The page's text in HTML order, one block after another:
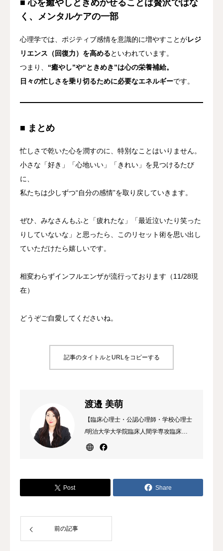
■ 心を癒やしときめかせることは贅沢ではな
く、メンタルケアの一部
心理学では、ポジティブ感情を意識的に増やすことがレジ
リエンス（回復力）を高めるといわれています。
つまり、 “癒やし”や“ときめき”は心の栄養補給。
日々の忙しさを乗り切るために必要なエネルギーです。
■ まとめ
忙しさで乾いた心を潤すのに、特別なことはいりません。
小さな「好き」「心地いい」「きれい」を見つけるたび
に、
私たちは少しずつ“自分の感情”を取り戻していきます。
ぜひ、みなさんもふと「疲れたな」「最近泣いたり笑った
りしていないな」と思ったら、このリセット術を思い出し
ていただけたら嬉しいです。
相変わらずインフルエンザが流行っております（11/28現
在）
どうぞご自愛してくださいね。
記事のタイトルとURLをコピーする
渡邉 美萌
【臨床心理士・公認心理師・学校心理士
/明治大学大学院臨床人間学専攻臨床心
理学専修 修了】 渡邉アークメンタルケ
トマスジャパン マインドカフェ専門家
庭教師として不登校・発達障害のお子様
までに区役所幼児相談・心療内科（子ど
Post Share
前の記事